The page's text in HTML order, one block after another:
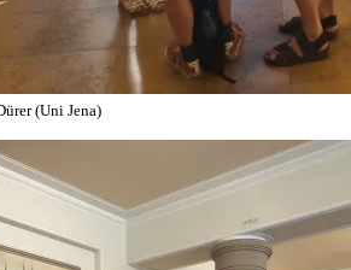
(Uni Jena)